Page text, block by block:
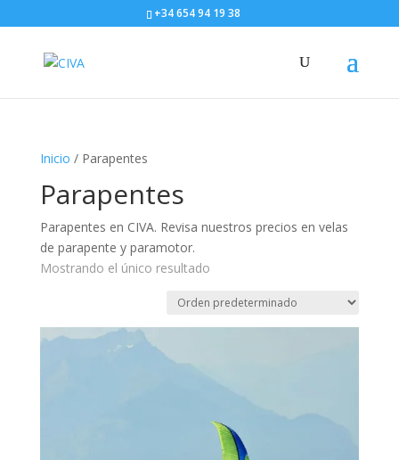
+34 654 94 19 38
Inicio / Parapentes
Parapentes
Parapentes en CIVA. Revisa nuestros precios en velas
de parapente y paramotor.
Mostrando el único resultado